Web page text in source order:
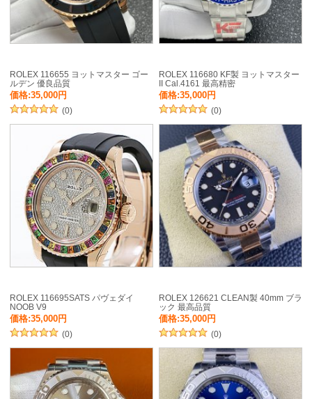
ROLEX 116655 ヨットマスター ゴー
ルデン 優良品質
価格:35,000円
(0)
ROLEX 116680 KF製 ヨットマスター
II Cal.4161 最高精密
価格:35,000円
(0)
ROLEX 116695SATS パヴェダイ
NOOB V9
価格:35,000円
(0)
ROLEX 126621 CLEAN製 40mm ブラ
ック 最高品質
価格:35,000円
(0)